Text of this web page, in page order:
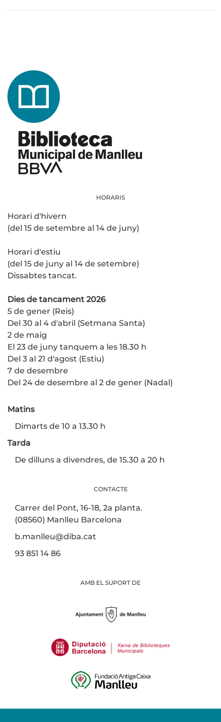
HORARIS
Horari d'hivern
(del 15 de setembre al 14 de juny)
Horari d'estiu
(del 15 de juny al 14 de setembre)
Dissabtes tancat.
Dies de tancament 2026
5 de gener (Reis)
Del 30 al 4 d'abril (Setmana Santa)
2 de maig
El 23 de juny tanquem a les 18.30 h
Del 3 al 21 d'agost (Estiu)
7 de desembre
Del 24 de desembre al 2 de gener (Nadal)
Matins
Dimarts de 10 a 13.30 h
Tarda
De dilluns a divendres, de 15.30 a 20 h
CONTACTE
Carrer del Pont, 16-18, 2a planta.
(08560) Manlleu Barcelona
b.manlleu@diba.cat
93 851 14 86
AMB EL SUPORT DE